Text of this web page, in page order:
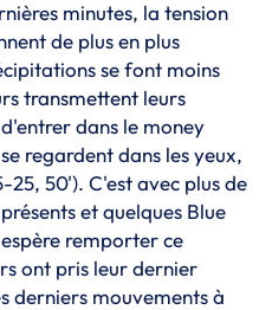
minutes, la tension
de plus en plus
se font moins
transmettent leurs
dans le money
regardent dans les yeux,
50'). C'est avec plus de
et quelques Blue
remporter ce
ont pris leur dernier
derniers mouvements à